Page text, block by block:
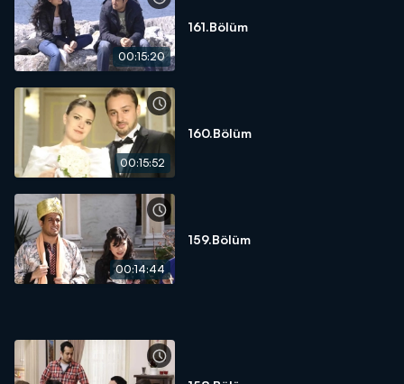
00:15:20
161.Bölüm
00:15:52
160.Bölüm
00:14:44
159.Bölüm